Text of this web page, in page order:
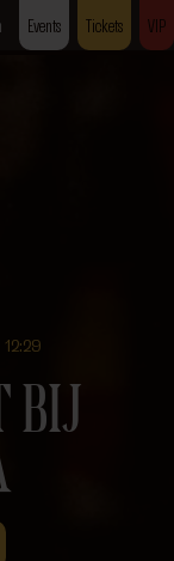
Events Tickets VIP
BIJ